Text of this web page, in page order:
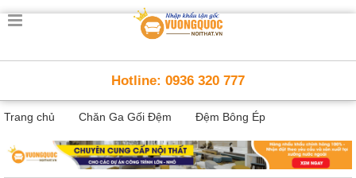
Trang
Thông
Minh
thất
thông
Hotline: 0936 320 777
Trang chủ Chăn Ga Gối Đệm Đệm Bông Ép